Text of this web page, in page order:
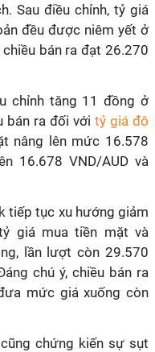
Sau điều chỉnh, tỷ giá
đều được niêm yết ở
bán ra đạt 26.270
chỉnh tăng 11 đồng ở
bán ra đối với tỷ giá đô
nâng lên mức 16.578
16.678 VND/AUD và
tiếp tục xu hướng giảm
giá mua tiền mặt và
lần lượt còn 29.570
chú ý, chiều bán ra
mức giá xuống còn
cũng chứng kiến sự sụt